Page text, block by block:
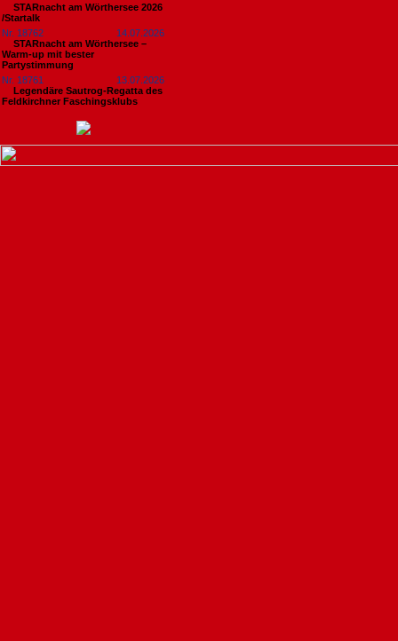
STARnacht am Wörthersee 2026
/Startalk
Nr. 18762
14.07.2026
STARnacht am Wörthersee –
Warm-up mit bester
Partystimmung
Nr. 18761
13.07.2026
Legendäre Sautrog-Regatta des
Feldkirchner Faschingsklubs